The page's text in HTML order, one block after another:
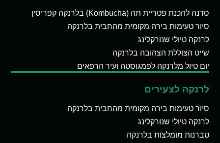
סדנה להכנת פטריית תה (Kombucha) בלרנקה קפריסין
סיור טעימות בירה מקומית מהחבית בלרנקה
לרנקה טיולי שנורקלינג
שייט הצוללת הצהובה בלרנקה
יום טיול מלרנקה לפמגוסטה ועיר הרפאים
לרנקה לצעירים
סיור טעימות בירה מקומית מהחבית בלרנקה
לרנקה טיולי שנורקלינג
טברנות מומלצות בלרנקה